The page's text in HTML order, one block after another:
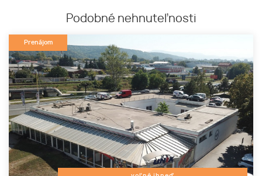
Podobné nehnuteľnosti
Prenájom